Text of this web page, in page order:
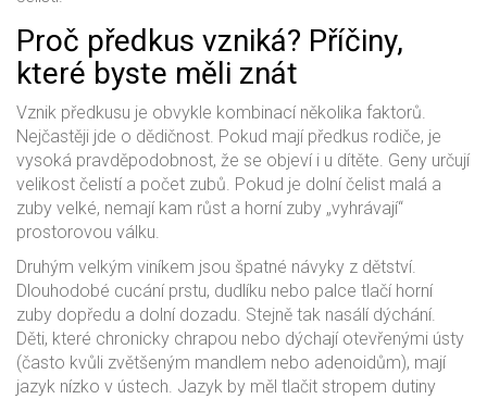
Proč předkus vzniká? Příčiny,
které byste měli znát
Vznik předkusu je obvykle kombinací několika faktorů.
Nejčastěji jde o dědičnost. Pokud mají předkus rodiče, je
vysoká pravděpodobnost, že se objeví i u dítěte. Geny určují
velikost čelistí a počet zubů. Pokud je dolní čelist malá a
zuby velké, nemají kam růst a horní zuby „vyhrávají“
prostorovou válku.
Druhým velkým viníkem jsou špatné návyky z dětství.
Dlouhodobé cucání prstu, dudlíku nebo palce tlačí horní
zuby dopředu a dolní dozadu. Stejně tak nasálí dýchání.
Děti, které chronicky chrapou nebo dýchají otevřenými ústy
(často kvůli zvětšeným mandlem nebo adenoidům), mají
jazyk nízko v ústech. Jazyk by měl tlačit stropem dutiny